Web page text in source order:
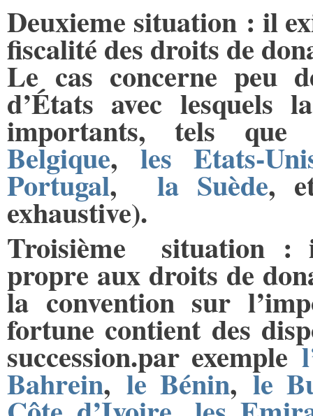
Deuxieme situation : il
fiscalité des droits de
Le cas concerne peu
d’États avec lesquels
importants, tels
Belgique,les Etats-
Portugal,la Suède,
exhaustive).
Troisième situation :
propre aux droits de
la convention sur
fortune contient des
succession.par exemple
Bahrein, le Bénin,le